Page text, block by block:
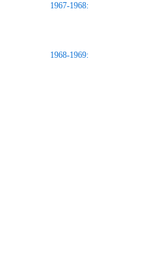
1967-1968:
1968-1969: